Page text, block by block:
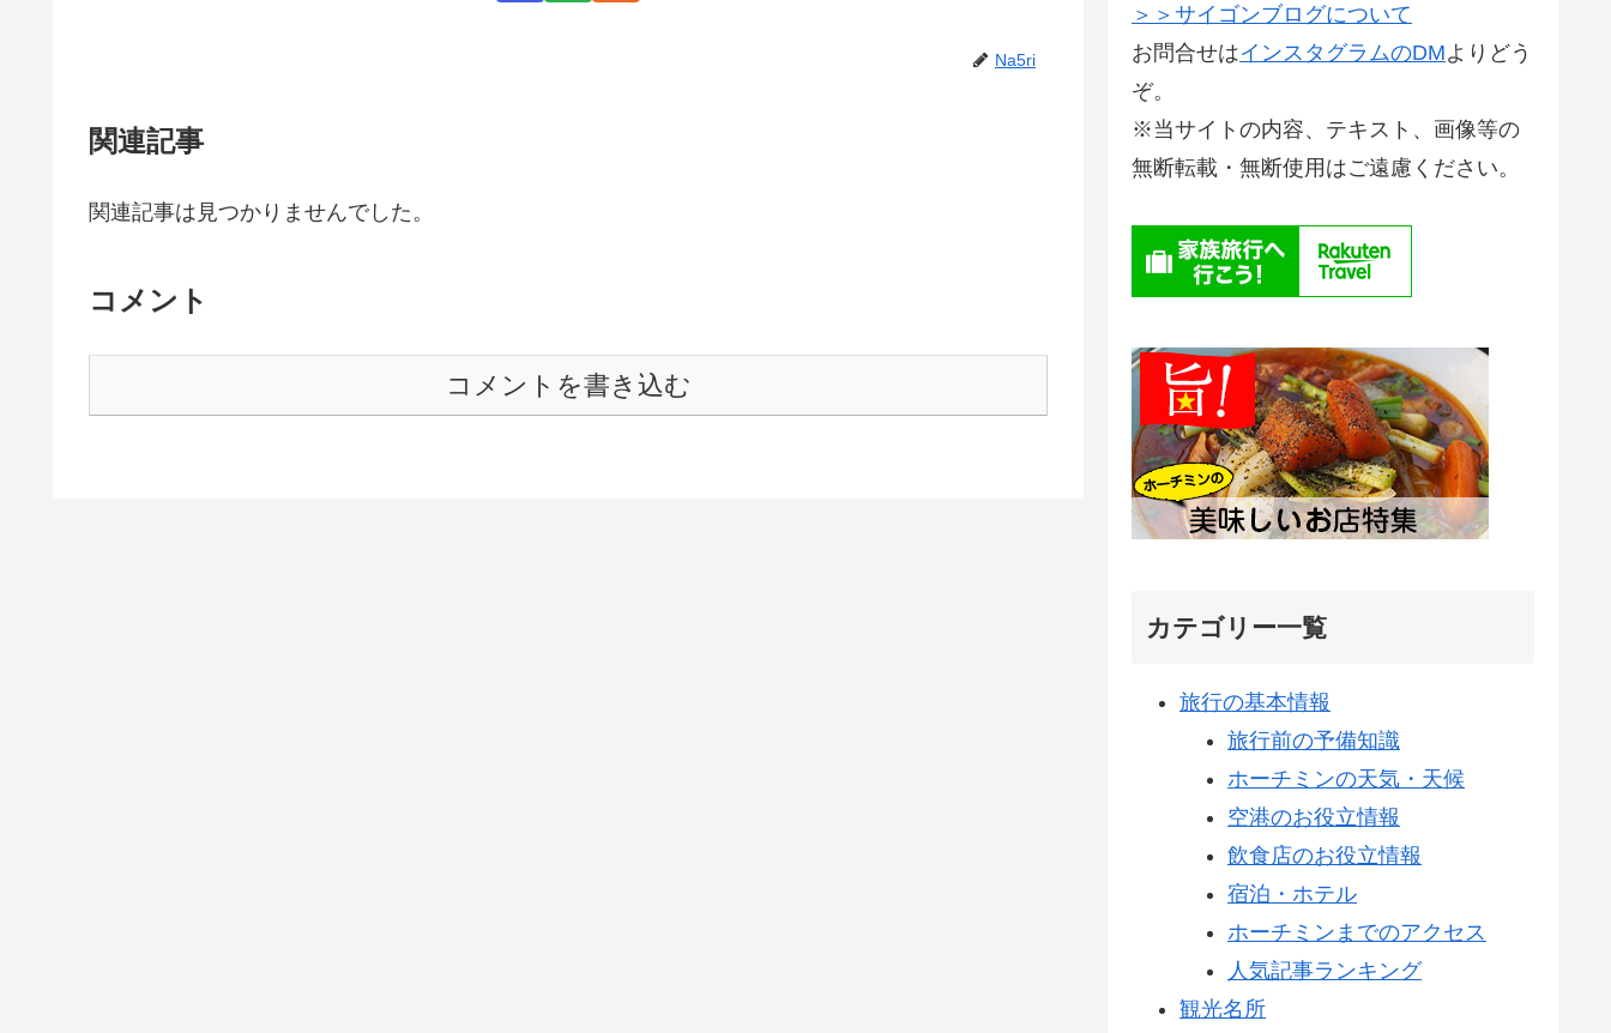
Na5ri
関連記事
関連記事は見つかりませんでした。
コメント
コメントを書き込む
＞＞サイゴンブログについて
お問合せはインスタグラムのDMよりどう
ぞ。
※当サイトの内容、テキスト、画像等の
無断転載・無断使用はご遠慮ください。
カテゴリー一覧
旅行の基本情報
旅行前の予備知識
ホーチミンの天気・天候
空港のお役立情報
飲食店のお役立情報
宿泊・ホテル
ホーチミンまでのアクセス
人気記事ランキング
観光名所